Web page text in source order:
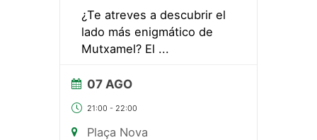
¿Te atreves a descubrir el
lado más enigmático de
Mutxamel? El ...
07 AGO
21:00 - 22:00
Plaça Nova